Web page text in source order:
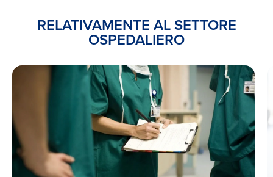
RELATIVAMENTE AL SETTORE
OSPEDALIERO